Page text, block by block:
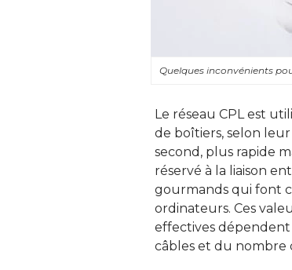
Quelques inconvénients
Le réseau CPL est
de boîtiers, selon leur
second, plus rapide
réservé à la liaison
gourmands qui font
ordinateurs. Ces
effectives
câbles et du nombre